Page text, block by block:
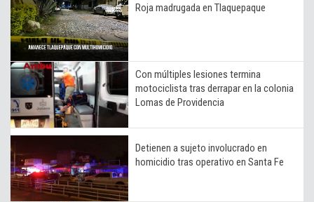
Roja madrugada en Tlaquepaque
Con múltiples lesiones termina
motociclista tras derrapar en la colonia
Lomas de Providencia
Detienen a sujeto involucrado en
homicidio tras operativo en Santa Fe